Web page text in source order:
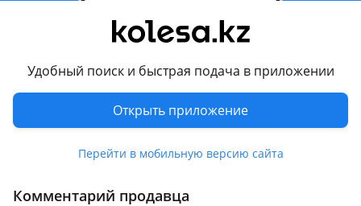
Удобный поиск и быстрая подача в приложении
Открыть приложение
Перейти в мобильную версию сайта
Chery Tiggo 7 Pro
2023 - н.в. 1 поколение рестайлинг, 2018 - 2024 1
Показать больше
Комментарий продавца